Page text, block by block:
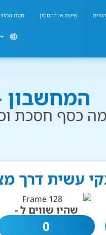
שיטת אברהמסון חנות
המחשבון
כסף חסכת
עשית דרך
שהיו שווים ל -
0